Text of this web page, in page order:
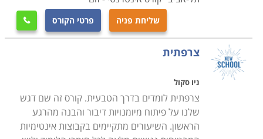
שליחת פניה פרטי הקורס 
צרפתית
ניו סקול
צרפתית לומדים בדרך הטבעית. קורס זה שם דגש
שלנו על פיתוח מיומנויות דיבור והבנה מהרגע
הראשון. השיעורים מתקיימים בקבוצות אינטימיות